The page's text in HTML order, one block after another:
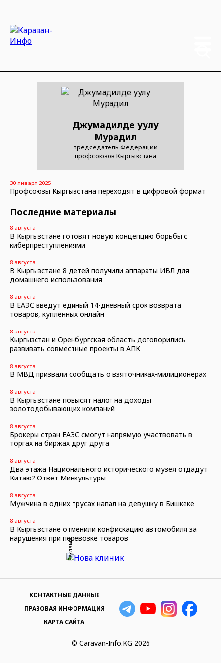
Джумадилде уулу
Мурадил
председатель Федерации
профсоюзов Кыргызстана
30 января 2025
Профсоюзы Кыргызстана переходят в цифровой формат
Последние материалы
8 августа
В Кыргызстане готовят новую концепцию борьбы с
киберпреступлениями
8 августа
В Кыргызстане 8 детей получили аппараты ИВЛ для
домашнего использования
8 августа
В ЕАЭС введут единый 14-дневный срок возврата
товаров, купленных онлайн
8 августа
Кыргызстан и Оренбургская область договорились
развивать совместные проекты в АПК
8 августа
В МВД призвали сообщать о взяточниках-милиционерах
8 августа
В Кыргызстане повысят налог на доходы
золотодобывающих компаний
8 августа
Брокеры стран ЕАЭС смогут напрямую участвовать в
торгах на биржах друг друга
8 августа
Два этажа Национального исторического музея отдадут
Китаю? Ответ Минкультуры
8 августа
Мужчина в одних трусах напал на девушку в Бишкеке
8 августа
В Кыргызстане отменили конфискацию автомобиля за
нарушения при перевозке товаров
Реклама
© Caravan-Info.KG 2026
КОНТАКТНЫЕ ДАННЫЕ
ПРАВОВАЯ ИНФОРМАЦИЯ
КАРТА САЙТА